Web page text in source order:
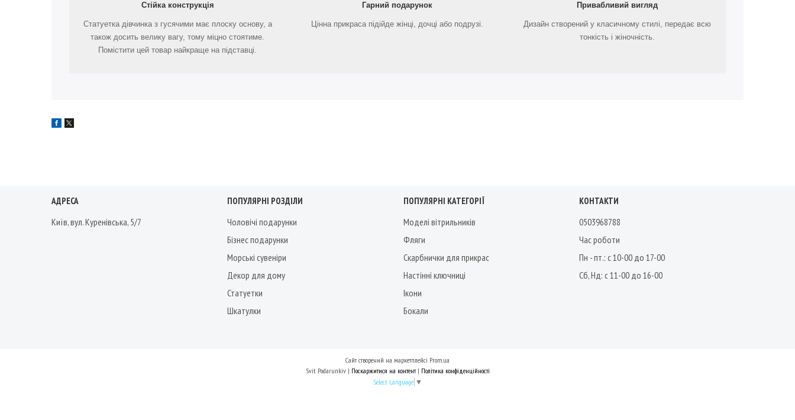
Стійка конструкція
Статуетка дівчинка з гусячими має плоску основу, а
також досить велику вагу, тому міцно стоятиме.
Помістити цей товар найкраще на підставці.
Гарний подарунок
Цінна прикраса підійде жінці, дочці або подрузі.
Привабливий вигляд
Дизайн створений у класичному стилі, передає всю
тонкість і жіночність.
АДРЕСА
Київ, вул. Куренівська, 5/7
ПОПУЛЯРНІ РОЗДІЛИ
Чоловічі подарунки
Бізнес подарунки
Морські сувеніри
Декор для дому
Статуетки
Шкатулки
ПОПУЛЯРНІ КАТЕГОРІЇ
Моделі вітрильників
Фляги
Скарбнички для прикрас
Настінні ключниці
Ікони
Бокали
КОНТАКТИ
0503968788
Час роботи
Пн - пт.: с 10-00 до 17-00
Сб, Нд: с 11-00 до 16-00
Сайт створений на маркетплейсі Prom.ua
Svit Podarunkiv | Поскаржитися на контент | Політика конфіденційності
Select Language ▼